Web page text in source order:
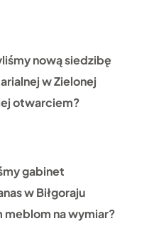
nową siedzibę
w Zielonej
otwarciem?
gabinet
w Biłgoraju
meblom na wymiar?